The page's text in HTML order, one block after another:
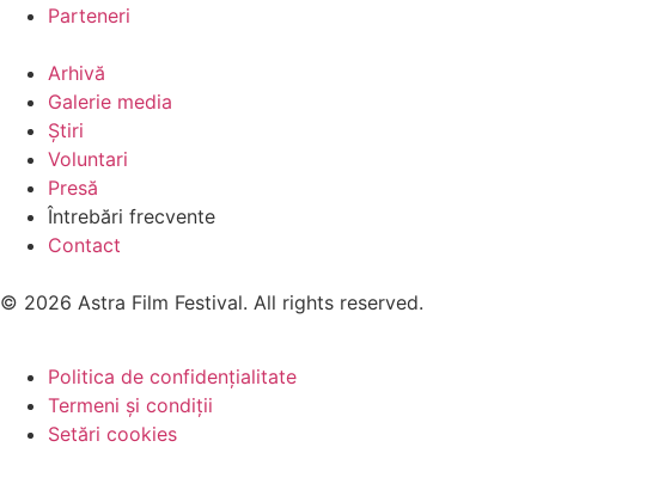
Parteneri
Arhivă
Galerie media
Știri
Voluntari
Presă
Întrebări frecvente
Contact
© 2026 Astra Film Festival. All rights reserved.
Politica de confidențialitate
Termeni și condiții
Setări cookies